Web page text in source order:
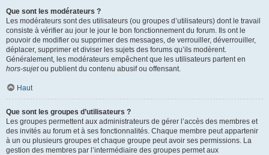
Que sont les modérateurs ?
Les modérateurs sont des utilisateurs (ou groupes d’utilisateurs) dont le travail
consiste à vérifier au jour le jour le bon fonctionnement du forum. Ils ont le
pouvoir de modifier ou supprimer des messages, de verrouiller, déverrouiller,
déplacer, supprimer et diviser les sujets des forums qu’ils modèrent.
Généralement, les modérateurs empêchent que les utilisateurs partent en
hors-sujetou publient du contenu abusif ou offensant.
Haut
Que sont les groupes d’utilisateurs ?
Les groupes permettent aux administrateurs de gérer l’accès des membres et
des invités au forum et à ses fonctionnalités. Chaque membre peut appartenir
à un ou plusieurs groupes et chaque groupe peut avoir ses permissions. La
gestion des membres par l’intermédiaire des groupes permet aux